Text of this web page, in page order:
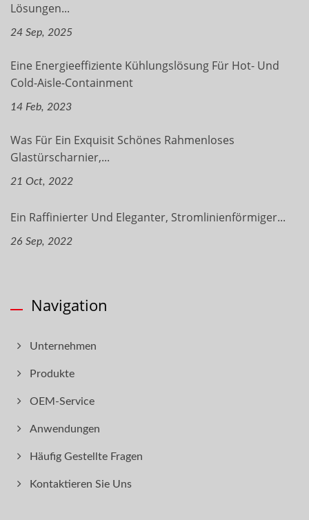
Lösungen...
24 Sep, 2025
Eine Energieeffiziente Kühlungslösung Für Hot- Und
Cold-Aisle-Containment
14 Feb, 2023
Was Für Ein Exquisit Schönes Rahmenloses
Glastürscharnier,...
21 Oct, 2022
Ein Raffinierter Und Eleganter, Stromlinienförmiger...
26 Sep, 2022
Navigation
Unternehmen
Produkte
OEM-Service
Anwendungen
Häufig Gestellte Fragen
Kontaktieren Sie Uns